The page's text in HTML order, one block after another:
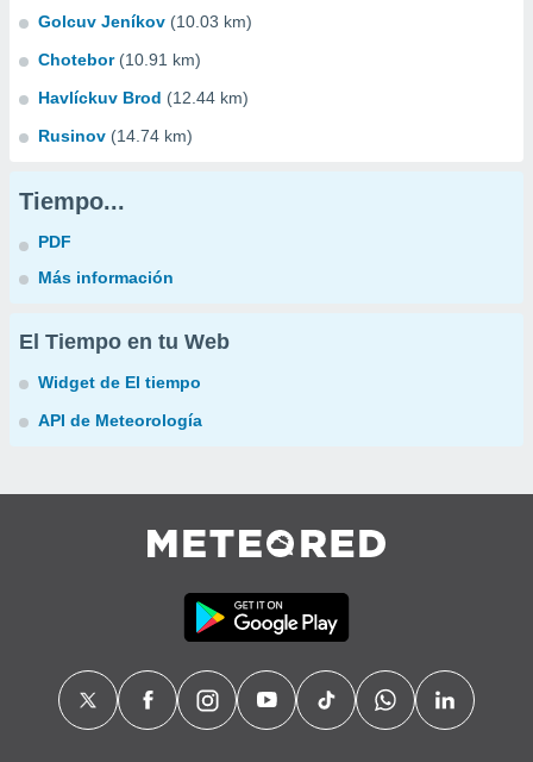
Golcuv Jeníkov (10.03 km)
Chotebor (10.91 km)
Havlíckuv Brod (12.44 km)
Rusinov (14.74 km)
Tiempo...
PDF
Más información
El Tiempo en tu Web
Widget de El tiempo
API de Meteorología